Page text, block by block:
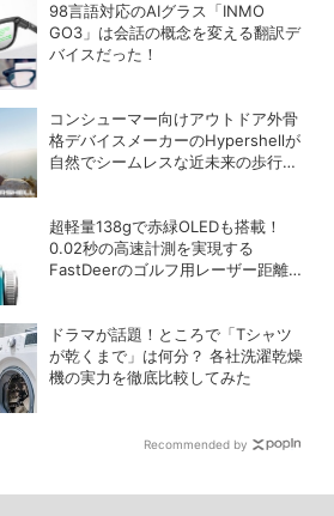
98言語対応のAIグラス「INMO
GO3」は会話の概念を変える翻訳デ
バイスだった！
コンシューマー向けアウトドア外骨
格デバイスメーカーのHypershellが
自然でシームレスな近未来の歩行体
超軽量138gで赤緑OLEDも搭載！
0.02秒の高速計測を実現する
FastDeerのゴルフ用レーザー距離計
ドラマが話題！ところで「Tシャツ
が乾くまで」は何分？ 各社洗濯乾燥
機の実力を徹底比較してみた
Recommended by